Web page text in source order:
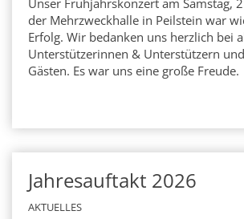
Unser Frühjahrskonzert am Samstag,
der Mehrzweckhalle in Peilstein war
Erfolg. Wir bedanken uns herzlich bei
Unterstützerinnen & Unterstützern
Gästen. Es war uns eine große Freude.
16
JAN
Jahresauftakt 2026
AKTUELLES